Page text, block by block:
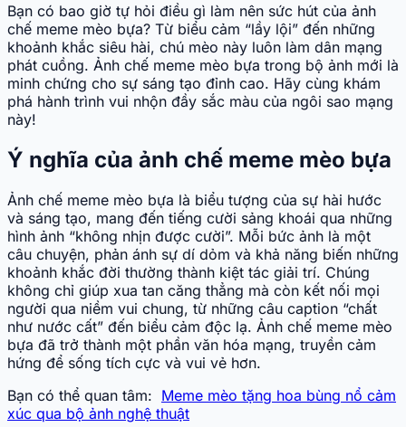
Bạn có bao giờ tự hỏi điều gì làm nên sức hút của ảnh
chế meme mèo bựa? Từ biểu cảm “lầy lội” đến những
khoảnh khắc siêu hài, chú mèo này luôn làm dân mạng
phát cuồng. Ảnh chế meme mèo bựa trong bộ ảnh mới là
minh chứng cho sự sáng tạo đỉnh cao. Hãy cùng khám
phá hành trình vui nhộn đầy sắc màu của ngôi sao mạng
này!
Ý nghĩa của ảnh chế meme mèo bựa
Ảnh chế meme mèo bựa là biểu tượng của sự hài hước
và sáng tạo, mang đến tiếng cười sảng khoái qua những
hình ảnh “không nhịn được cười”. Mỗi bức ảnh là một
câu chuyện, phản ánh sự dí dỏm và khả năng biến những
khoảnh khắc đời thường thành kiệt tác giải trí. Chúng
không chỉ giúp xua tan căng thẳng mà còn kết nối mọi
người qua niềm vui chung, từ những câu caption “chất
như nước cất” đến biểu cảm độc lạ. Ảnh chế meme mèo
bựa đã trở thành một phần văn hóa mạng, truyền cảm
hứng để sống tích cực và vui vẻ hơn.
Bạn có thể quan tâm: Meme mèo tặng hoa bùng nổ cảm
xúc qua bộ ảnh nghệ thuật